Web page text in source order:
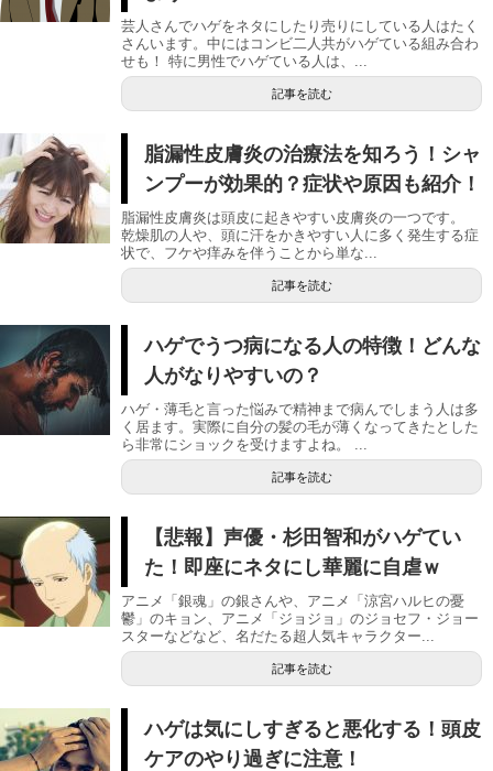
芸人さんでハゲをネタにしたり売りにしている人はたく
さんいます。中にはコンビ二人共がハゲている組み合わ
せも！ 特に男性でハゲている人は、...
記事を読む
脂漏性皮膚炎の治療法を知ろう！シャ
ンプーが効果的？症状や原因も紹介！
脂漏性皮膚炎は頭皮に起きやすい皮膚炎の一つです。
乾燥肌の人や、頭に汗をかきやすい人に多く発生する症
状で、フケや痒みを伴うことから単な...
記事を読む
ハゲでうつ病になる人の特徴！どんな
人がなりやすいの？
ハゲ・薄毛と言った悩みで精神まで病んでしまう人は多
く居ます。実際に自分の髪の毛が薄くなってきたとした
ら非常にショックを受けますよね。 ...
記事を読む
【悲報】声優・杉田智和がハゲてい
た！即座にネタにし華麗に自虐ｗ
アニメ「銀魂」の銀さんや、アニメ「涼宮ハルヒの憂
鬱」のキョン、アニメ「ジョジョ」のジョセフ・ジョー
スターなどなど、名だたる超人気キャラクター...
記事を読む
ハゲは気にしすぎると悪化する！頭皮
ケアのやり過ぎに注意！